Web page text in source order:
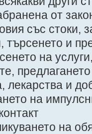
от
със стоки,
и
на
лекарства и
на
на